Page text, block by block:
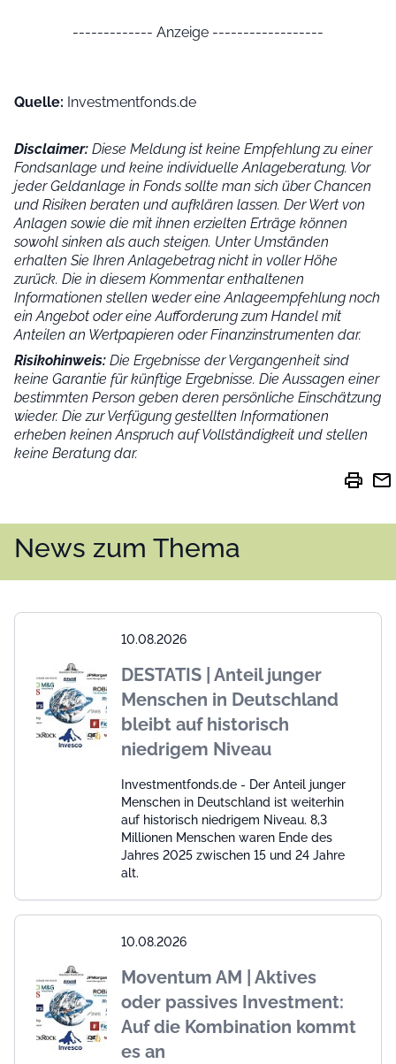
------------- Anzeige ------------------
Quelle: Investmentfonds.de
Disclaimer: Diese Meldung ist keine Empfehlung zu einer
Fondsanlage und keine individuelle Anlageberatung. Vor
jeder Geldanlage in Fonds sollte man sich über Chancen
und Risiken beraten und aufklären lassen. Der Wert von
Anlagen sowie die mit ihnen erzielten Erträge können
sowohl sinken als auch steigen. Unter Umständen
erhalten Sie Ihren Anlagebetrag nicht in voller Höhe
zurück. Die in diesem Kommentar enthaltenen
Informationen stellen weder eine Anlageempfehlung noch
ein Angebot oder eine Aufforderung zum Handel mit
Anteilen an Wertpapieren oder Finanzinstrumenten dar.
Risikohinweis: Die Ergebnisse der Vergangenheit sind
keine Garantie für künftige Ergebnisse. Die Aussagen einer
bestimmten Person geben deren persönliche Einschätzung
wieder. Die zur Verfügung gestellten Informationen
erheben keinen Anspruch auf Vollständigkeit und stellen
keine Beratung dar.
print mail
News zum Thema
10.08.2026
DESTATIS | Anteil junger
Menschen in Deutschland
bleibt auf historisch
niedrigem Niveau
Investmentfonds.de - Der Anteil junger
Menschen in Deutschland ist weiterhin
auf historisch niedrigem Niveau. 8,3
Millionen Menschen waren Ende des
Jahres 2025 zwischen 15 und 24 Jahre
alt.
10.08.2026
Moventum AM | Aktives
oder passives Investment:
Auf die Kombination kommt
es an